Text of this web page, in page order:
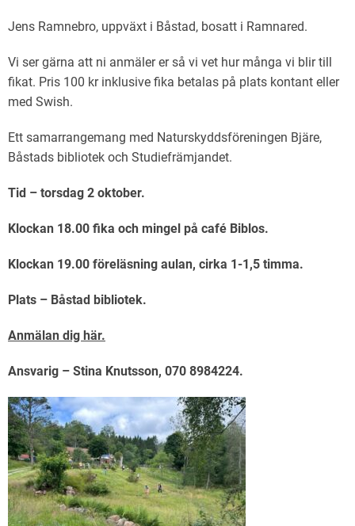
Jens Ramnebro, uppväxt i Båstad, bosatt i Ramnared.
Vi ser gärna att ni anmäler er så vi vet hur många vi blir till
fikat. Pris 100 kr inklusive fika betalas på plats kontant eller
med Swish.
Ett samarrangemang med Naturskyddsföreningen Bjäre,
Båstads bibliotek och Studiefrämjandet.
Tid – torsdag 2 oktober.
Klockan 18.00 fika och mingel på café Biblos.
Klockan 19.00 föreläsning aulan, cirka 1-1,5 timma.
Plats – Båstad bibliotek.
Anmälan dig här.
Ansvarig – Stina Knutsson, 070 8984224.